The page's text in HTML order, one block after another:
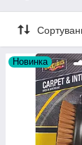
Новинка